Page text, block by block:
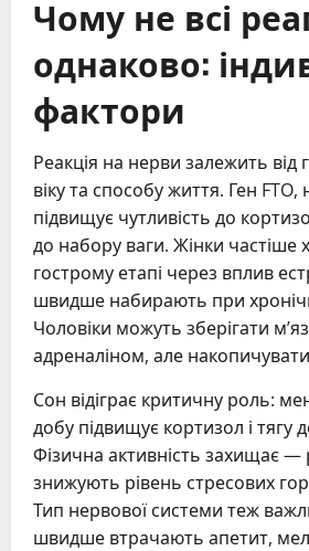
Чому не всі
однаково:
фактори
Реакція на нерви залежить від
віку та способу життя. Ген FTO,
підвищує чутливість до
до набору ваги. Жінки частіше
гострому етапі через вплив
швидше набирають при
Чоловіки можуть зберігати
адреналіном, але
Сон відіграє критичну роль:
добу підвищує кортизол і тягу
Фізична активність захищає —
знижують рівень стресових
Тип нервової системи теж
швидше втрачають апетит,